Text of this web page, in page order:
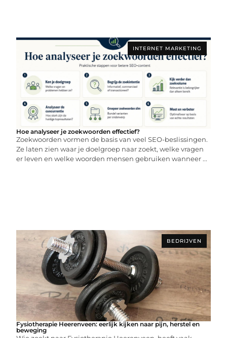
INTERNET MARKETING
Hoe analyseer je zoekwoorden effectief?
Zoekwoorden vormen de basis van veel SEO-beslissingen.
Ze laten zien waar je doelgroep naar zoekt, welke vragen
er leven en welke woorden mensen gebruiken wanneer ...
BEDRIJVEN
Fysiotherapie Heerenveen: eerlijk kijken naar pijn, herstel en
beweging